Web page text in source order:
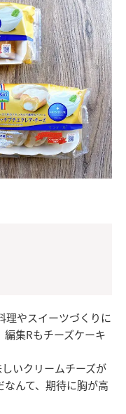
理やスイーツづくりに
集Rもチーズケーキ
いクリームチーズが
なんて、期待に胸が高